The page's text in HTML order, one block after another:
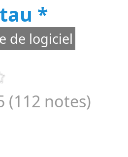
*
de logiciel
(112 notes)